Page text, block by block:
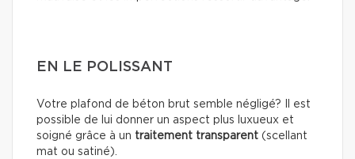
EN LE POLISSANT
Votre plafond de béton brut semble négligé? Il est
possible de lui donner un aspect plus luxueux et
soigné grâce à un traitement transparent (scellant
mat ou satiné).